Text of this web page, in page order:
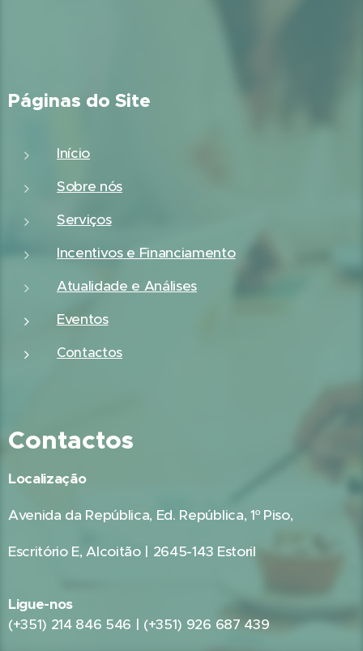
Páginas do Site
Início
Sobre nós
Serviços
Incentivos e Financiamento
Atualidade e Análises
Eventos
Contactos
Contactos
Localização
Avenida da República, Ed. República, 1º Piso,
Escritório E, Alcoitão | 2645-143 Estoril
Ligue-nos
(+351) 214 846 546 | (+351) 926 687 439